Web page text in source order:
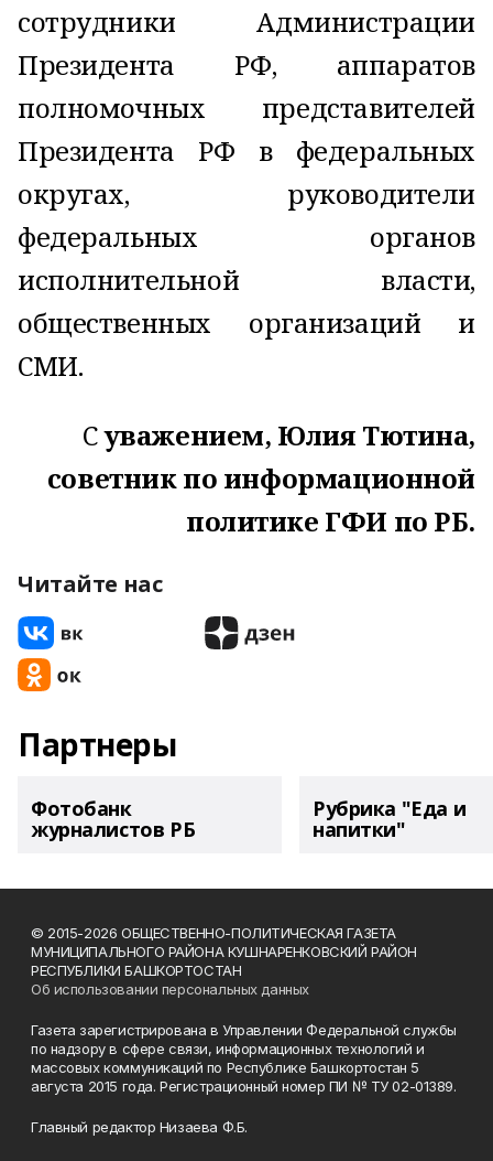
сотрудники Администрации
Президента РФ, аппаратов
полномочных представителей
Президента РФ в федеральных
округах, руководители
федеральных органов
исполнительной власти,
общественных организаций и
СМИ.
Cуважением, Юлия Тютина,
советник по информационной
политике ГФИ по РБ.
Читайте нас
Партнеры
Фотобанк
журналистов РБ
Рубрика "Еда и
напитки"
© 2015-2026 ОБЩЕСТВЕННО-ПОЛИТИЧЕСКАЯ ГАЗЕТА
МУНИЦИПАЛЬНОГО РАЙОНА КУШНАРЕНКОВСКИЙ РАЙОН
РЕСПУБЛИКИ БАШКОРТОСТАН
Об использовании персональных данных
Газета зарегистрирована в Управлении Федеральной службы
по надзору в сфере связи, информационных технологий и
массовых коммуникаций по Республике Башкортостан 5
августа 2015 года. Регистрационный номер ПИ № ТУ 02-01389.
Главный редактор Низаева Ф.Б.